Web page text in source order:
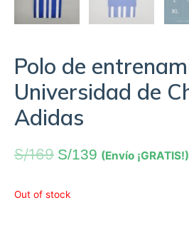
Polo de
Universidad de
Adidas
S/169 S/139 (Envío ¡GRATIS!)
Out of stock